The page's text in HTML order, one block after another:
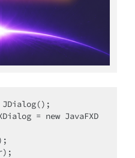
= new JavaFXD